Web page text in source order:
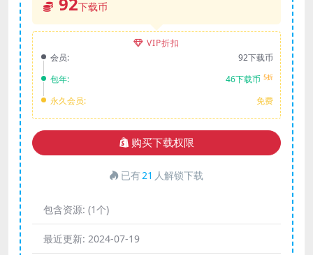
下载币
VIP折扣
会员:
92下载币
包年:
46下载币 5折
永久会员: 免费
购买下载权限
已有21 人解锁下载
包含资源: (1个)
最近更新: 2024-07-19